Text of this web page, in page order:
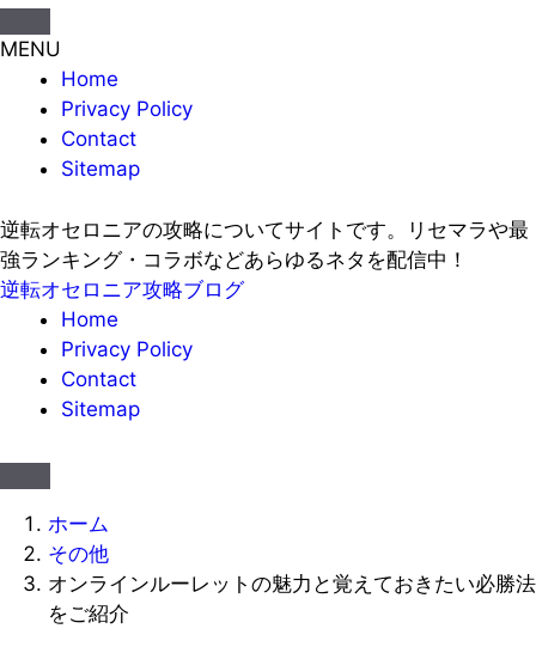
MENU
Home
Privacy Policy
Contact
Sitemap
逆転オセロニアの攻略についてサイトです。リセマラや最
強ランキング・コラボなどあらゆるネタを配信中！
逆転オセロニア攻略ブログ
Home
Privacy Policy
Contact
Sitemap
ホーム
その他
オンラインルーレットの魅力と覚えておきたい必勝法
をご紹介